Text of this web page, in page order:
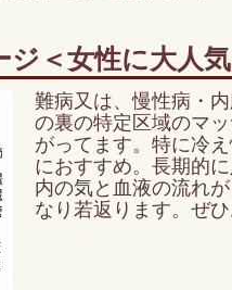
ジ＜女性に大人
難病又は、慢性病・
の裏の特定区域のマ
がってます。特に冷
におすすめ。長期的
内の気と血液の流れ
なり若返ります。ぜ